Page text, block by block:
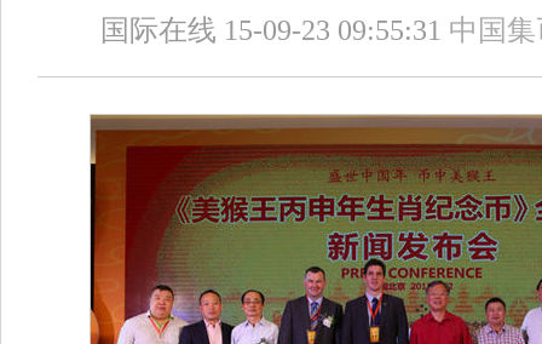
国际在线 15-09-23 09:55:31 中国